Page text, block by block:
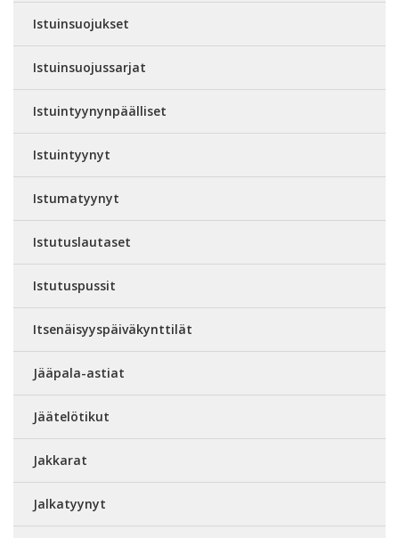
Istuinsuojukset
Istuinsuojussarjat
Istuintyynynpäälliset
Istuintyynyt
Istumatyynyt
Istutuslautaset
Istutuspussit
Itsenäisyyspäiväkynttilät
Jääpala-astiat
Jäätelötikut
Jakkarat
Jalkatyynyt